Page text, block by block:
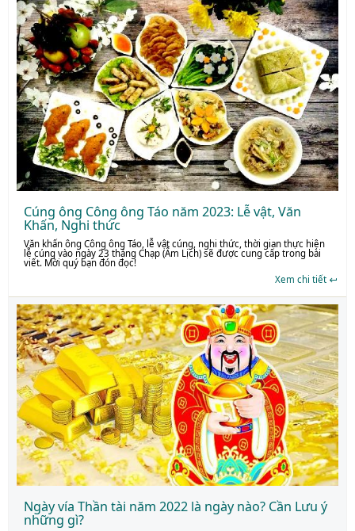
Cúng ông Công ông Táo năm 2023: Lễ vật, Văn
Khấn, Nghi thức
Văn khấn ông Công ông Táo, lễ vật cúng, nghi thức, thời gian thực hiện
lễ cúng vào ngày 23 tháng Chạp (Âm Lịch) sẽ được cung cấp trong bài
viết. Mời quý bạn đón đọc!
Xem chi tiết
Ngày vía Thần tài năm 2022 là ngày nào? Cần Lưu ý
những gì?